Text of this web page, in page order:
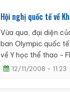
Hội nghị quốc tế về
Vừa qua, đại diện
ban Olympic quốc
về Y học thể thao -
12/11/2008 - 11:23